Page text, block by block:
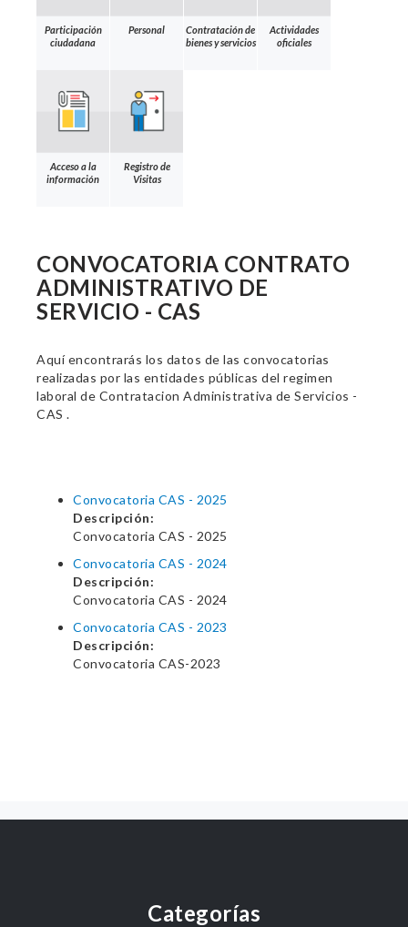
Participación
ciudadana
Personal
Contratación de
bienes y servicios
Actividades
oficiales
Acceso a la
información
Registro de
Visitas
CONVOCATORIA CONTRATO
ADMINISTRATIVO DE
SERVICIO - CAS
Aquí encontrarás los datos de las convocatorias
realizadas por las entidades públicas del regimen
laboral de Contratacion Administrativa de Servicios -
CAS .
Convocatoria CAS - 2025
Descripción:
Convocatoria CAS - 2025
Convocatoria CAS - 2024
Descripción:
Convocatoria CAS - 2024
Convocatoria CAS - 2023
Descripción:
Convocatoria CAS-2023
Categorías